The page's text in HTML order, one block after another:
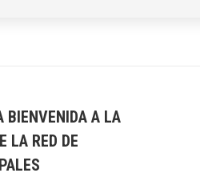
BIENVENIDA A LA
LA RED DE